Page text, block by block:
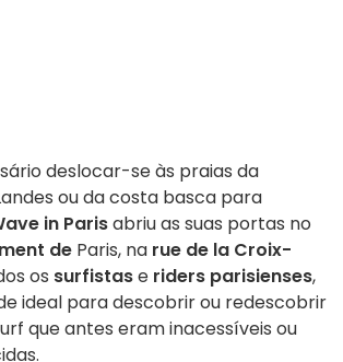
deslocar-se às praias da
ou da costa basca para
in Parisabriu as suas portas no
de Paris, na rue de la Croix-
os surfistase riders parisienses,
ideal para descobrir ou redescobrir
que antes eram inacessíveis ou